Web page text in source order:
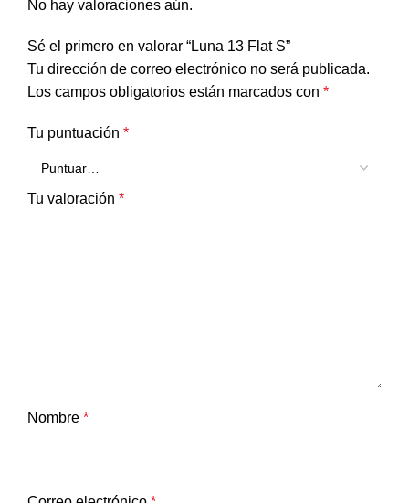
No hay valoraciones aún.
Sé el primero en valorar “Luna 13 Flat S”
Tu dirección de correo electrónico no será publicada.
Los campos obligatorios están marcados con *
Tu puntuación *
Tu valoración *
Nombre *